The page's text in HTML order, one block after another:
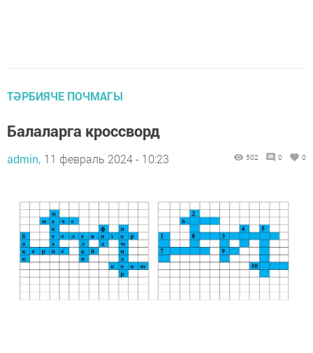
ТӘРБИЯЧЕ ПОЧМАГЫ
Балаларга кроссворд
admin, 11 февраль 2024 - 10:23 502 0 0